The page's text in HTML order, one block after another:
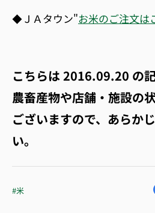
◆ＪＡタウン"お米のご注文は
こちらは2016.09.20 の
農畜産物や店舗・施設の
ございますので、あらか
い。
#米